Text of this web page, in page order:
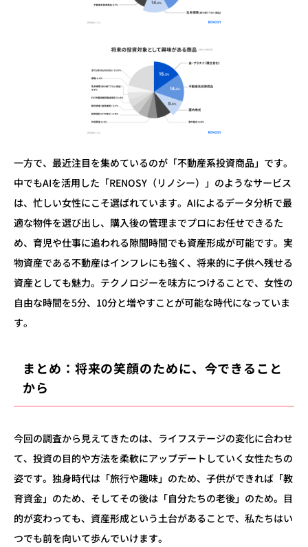
一方で、最近注目を集めているのが「不動産系投資商品」です。
中でもAIを活用した「RENOSY（リノシー）」のようなサービス
は、忙しい女性にこそ選ばれています。AIによるデータ分析で最
適な物件を選び出し、購入後の管理までプロにお任せできるた
め、育児や仕事に追われる隙間時間でも資産形成が可能です。実
物資産である不動産はインフレにも強く、将来的に子供へ残せる
資産としても魅力。テクノロジーを味方につけることで、女性の
自由な時間を5分、10分と増やすことが可能な時代になっていま
す。
まとめ：将来の笑顔のために、今できること
から
今回の調査から見えてきたのは、ライフステージの変化に合わせ
て、投資の目的や方法を柔軟にアップデートしていく女性たちの
姿です。独身時代は「旅行や趣味」のため、子供ができれば「教
育資金」のため、そしてその後は「自分たちの老後」のため。目
的が変わっても、資産形成という土台があることで、私たちはい
つでも前を向いて歩んでいけます。